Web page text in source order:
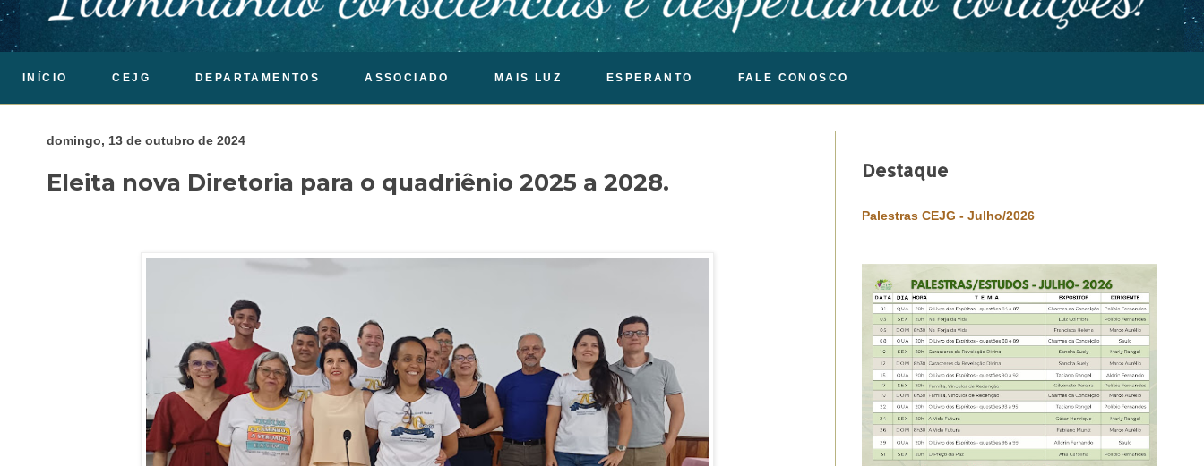
INÍCIO CEJG DEPARTAMENTOS ASSOCIADO MAIS LUZ ESPERANTO FALE CONOSCO
domingo, 13 de outubro de 2024
Eleita nova Diretoria para o quadriênio 2025 a 2028. Destaque
Palestras CEJG - Julho/2026